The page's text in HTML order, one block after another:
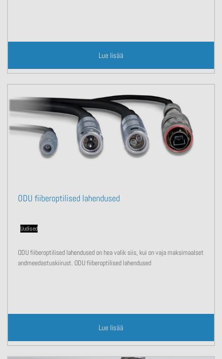
Lue lisää
ODU fiiberoptilised lahendused
Uudised
ODU fiiberoptilised lahendused on hea valik siis, kui on vaja maksimaalset
andmeedastuskiirust. ODU fiiberoptilised lahendused
Lue lisää